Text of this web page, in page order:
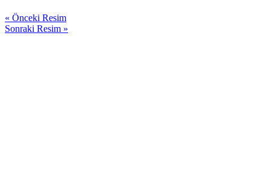
« Önceki Resim
Sonraki Resim »